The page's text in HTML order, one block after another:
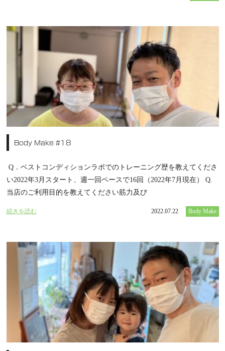
Body Make #18
Q．ベストコンディションラボでのトレーニング歴を教えてくださ
い2022年3月スタート、週一回ペースで16回（2022年7月現在） Q.
当店のご利用目的を教えてください筋力及び
続きを読む 2022.07.22 Body Make